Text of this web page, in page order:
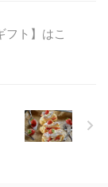
フト】はこ